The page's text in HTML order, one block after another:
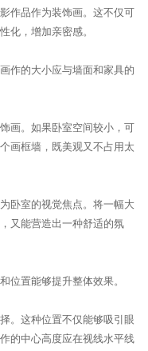
作品作为装饰画。这不仅可
化，增加亲密感。
作的大小应与墙面和家具的
画。如果卧室空间较小，可
画框墙，既美观又不占用太
卧室的视觉焦点。将一幅大
又能营造出一种舒适的氛
位置能够提升整体效果。
。这种位置不仅能够吸引眼
的中心高度应在视线水平线